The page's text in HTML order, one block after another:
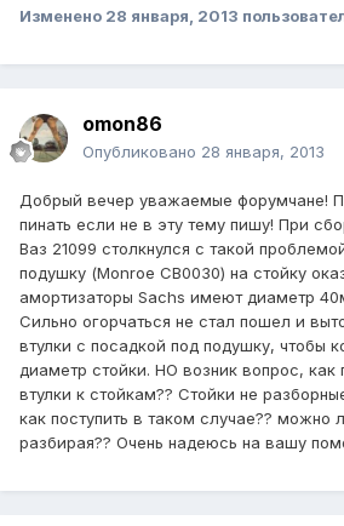
Изменено 28 января, 2013
omon86
Опубликовано 28 января, 2013
Добрый вечер уважаемые форумчане!
пинать если не в эту тему пишу! При
Ваз 21099 столкнулся с такой
подушку (Monroe CB0030) на стойку
амортизаторы Sachs имеют диаметр
Сильно огорчаться не стал пошел и
втулки с посадкой под подушку, чтобы
диаметр стойки. НО возник вопрос, как
втулки к стойкам?? Стойки не
как поступить в таком случае?? можно
разбирая?? Очень надеюсь на вашу